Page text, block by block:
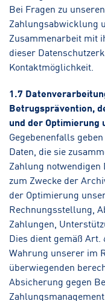
Bei Fragen zu
Zahlungsabwicklung
Zusammenarbeit mit
dieser
Kontaktmöglichkeit.
1.7
Betrugsprävention,
und der Optimierung
Gegebenenfalls
Daten, die sie
Zahlung
zum Zwecke der
der Optimierung
Rechnungsstellung,
Zahlungen,
Dies dient gemäß Art.
Wahrung unserer im
überwiegenden
Absicherung gegen